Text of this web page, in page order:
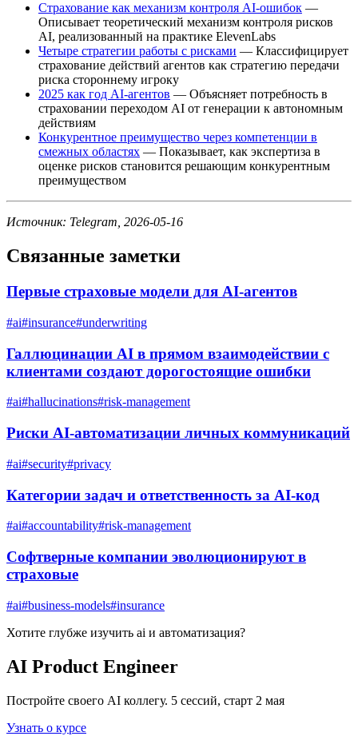
Страхование как механизм контроля AI-ошибок —
Описывает теоретический механизм контроля рисков
AI, реализованный на практике ElevenLabs
Четыре стратегии работы с рисками — Классифицирует
страхование действий агентов как стратегию передачи
риска стороннему игроку
2025 как год AI-агентов — Объясняет потребность в
страховании переходом AI от генерации к автономным
действиям
Конкурентное преимущество через компетенции в
смежных областях — Показывает, как экспертиза в
оценке рисков становится решающим конкурентным
преимуществом
Источник: Telegram, 2026-05-16
Связанные заметки
Первые страховые модели для AI-агентов
#ai#insurance#underwriting
Галлюцинации AI в прямом взаимодействии с
клиентами создают дорогостоящие ошибки
#ai#hallucinations#risk-management
Риски AI-автоматизации личных коммуникаций
#ai#security#privacy
Категории задач и ответственность за AI-код
#ai#accountability#risk-management
Софтверные компании эволюционируют в
страховые
#ai#business-models#insurance
Хотите глубже изучить ai и автоматизация?
AI Product Engineer
Постройте своего AI коллегу. 5 сессий, старт 2 мая
Узнать о курсе